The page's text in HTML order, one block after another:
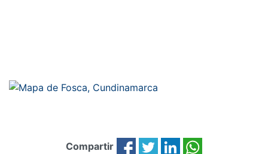
Compartir